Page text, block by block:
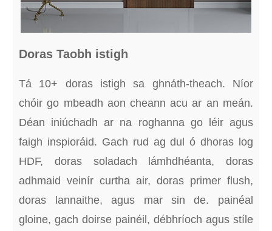
Doras Taobh istigh
Tá 10+ doras istigh sa ghnáth-theach. Níor
chóir go mbeadh aon cheann acu ar an meán.
Déan iniúchadh ar na roghanna go léir agus
faigh inspioráid. Gach rud ag dul ó dhoras log
HDF, doras soladach lámhdhéanta, doras
adhmaid veinír curtha air, doras primer flush,
doras lannaithe, agus mar sin de. painéal
gloine, gach doirse painéil, débhríoch agus stíle